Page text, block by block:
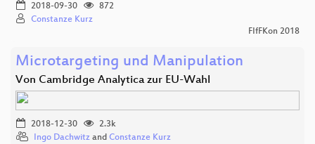
2018-09-30
872
Constanze Kurz
FIfFKon 2018
Microtargeting und Manipulation
Von Cambridge Analytica zur EU-Wahl
2018-12-30
2.3k
Ingo Dachwitz and Constanze Kurz